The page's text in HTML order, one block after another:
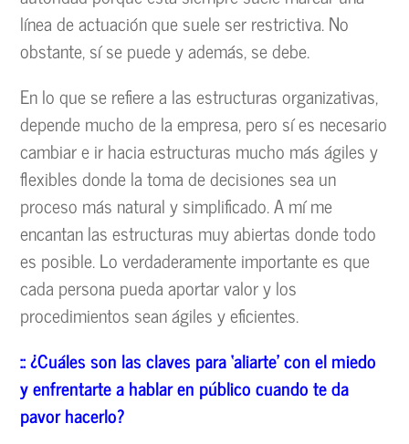
línea de actuación que suele ser restrictiva. No
obstante, sí se puede y además, se debe.
En lo que se refiere a las estructuras organizativas,
depende mucho de la empresa, pero sí es necesario
cambiar e ir hacia estructuras mucho más ágiles y
flexibles donde la toma de decisiones sea un
proceso más natural y simplificado. A mí me
encantan las estructuras muy abiertas donde todo
es posible. Lo verdaderamente importante es que
cada persona pueda aportar valor y los
procedimientos sean ágiles y eficientes.
::¿Cuáles son las claves para‘aliarte’con el miedo
y enfrentarte a hablar en público cuando te da
pavor hacerlo?